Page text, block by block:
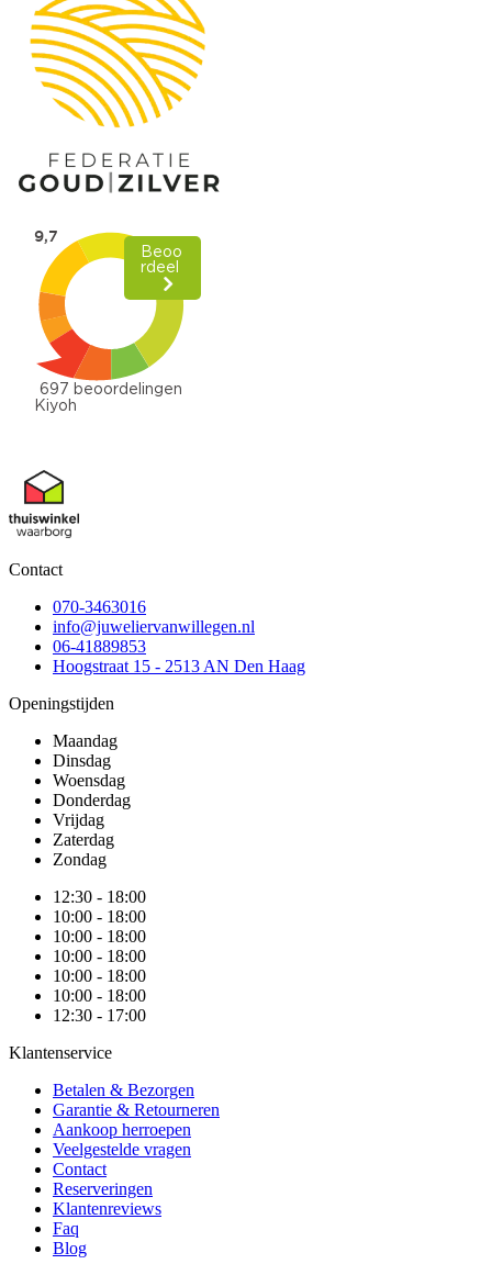
Contact
070-3463016
info@juweliervanwillegen.nl
06-41889853
Hoogstraat 15 - 2513 AN Den Haag
Openingstijden
Maandag
Dinsdag
Woensdag
Donderdag
Vrijdag
Zaterdag
Zondag
12:30 - 18:00
10:00 - 18:00
10:00 - 18:00
10:00 - 18:00
10:00 - 18:00
10:00 - 18:00
12:30 - 17:00
Klantenservice
Betalen & Bezorgen
Garantie & Retourneren
Aankoop herroepen
Veelgestelde vragen
Contact
Reserveringen
Klantenreviews
Faq
Blog